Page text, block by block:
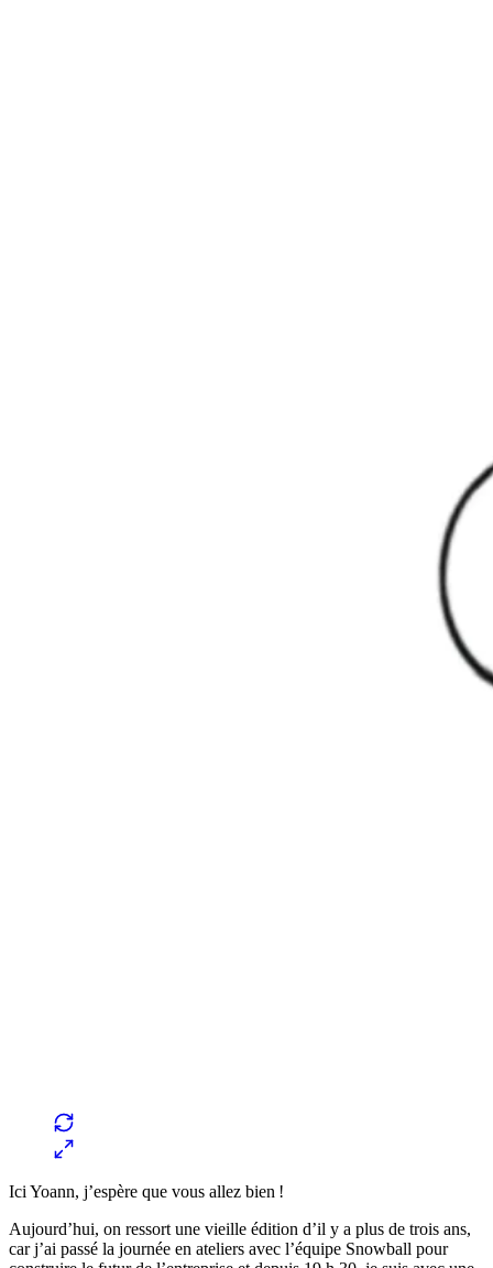
Ici Yoann, j’espère que vous allez bien !
Aujourd’hui, on ressort une vieille édition d’il y a plus de trois ans,
car j’ai passé la journée en ateliers avec l’équipe Snowball pour